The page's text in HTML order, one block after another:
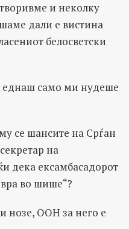
и неколку
дали е вистина
белосветски
еднаш само ми нудеше
се шансите на Срѓан
на
дека ексамбасадорот
во шише“?
нозе, ООН за него е